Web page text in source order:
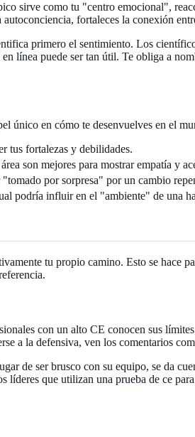
sirve como tu "centro emocional",
fortaleces la conexión
primero el sentimiento. Los
línea puede ser tan útil. Te obliga a
único en cómo te desenvuelves en el
tus fortalezas y debilidades.
son mejores para mostrar empatía y
por sorpresa" por un cambio
podría influir en el "ambiente" de una
tu propio camino. Esto se hace
con un alto CE conocen sus
a la defensiva, ven los comentarios
de ser brusco con su equipo, se da
líderes que utilizan una prueba de ce